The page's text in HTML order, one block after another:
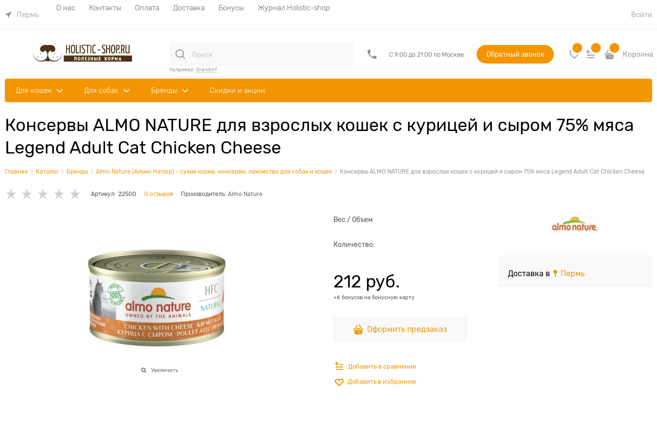
Пермь
О нас Контакты Оплата Доставка Бонусы
Журнал Holistic-shop
Войти
Например: Grandorf
С 9:00 до 21:00 по Москве Обратный звонок Корзина
Для кошек Для собак Бренды Скидки и акции
Консервы ALMO NATURE для взрослых кошек с курицей и сыром 75% мяса
Legend Adult Cat Chicken Cheese
Главная Каталог Бренды Almo Nature (Альмо Натюр) - сухие корма, консервы, лакомства для собак и кошек Консервы ALMO NATURE для взрослых кошек с курицей и сыром 75% мяса Legend Adult Cat Chicken Cheese
Артикул: 22500 0 отзывов Производитель: Almo Nature
Увеличить
Вес / Объем
Количество:
212 руб.
+6 бонусов на бонусную карту
Оформить предзаказ
Добавить в сравнение
Добавить в избранное
Доставка в Пермь